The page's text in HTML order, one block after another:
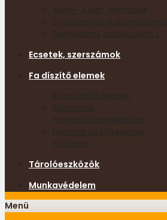
Arany- ezüst- fém lapok
Segédanyagok aranyozáshoz
Szerszámok aranyozáshoz
Ecsetek, szerszámok
Fa díszítő elemek
Bútordíszítő elemek
Bútorlábak
Faragott bútorfeltétdísz
Nyomott díszítő elemek
Tárolóeszközök
Munkavédelem
Menü